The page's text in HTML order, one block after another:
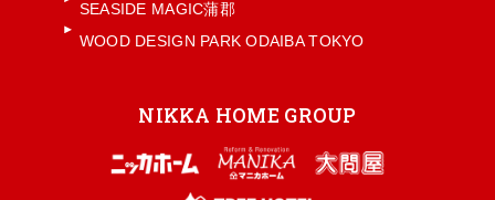
SEASIDE MAGIC蒲郡
WOOD DESIGN PARK ODAIBA TOKYO
NIKKA HOME GROUP